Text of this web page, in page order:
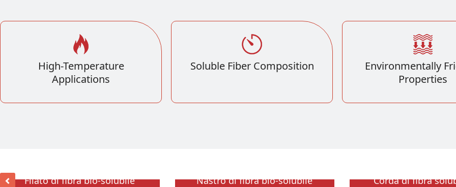
High-Temperature
Applications
Soluble Fiber Composition
Environmentally
Properties
Filato di fibra bio-solubile Nastro di fibra bio-solubile Corda di fibra